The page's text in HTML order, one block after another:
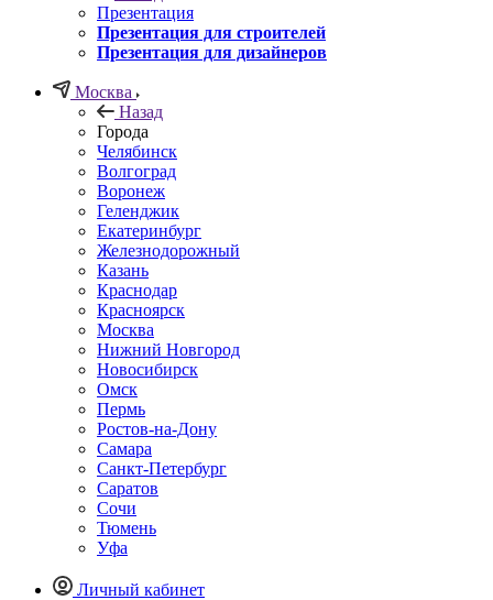
Презентация
Презентация для строителей
Презентация для дизайнеров
Москва
Назад
Города
Челябинск
Волгоград
Воронеж
Геленджик
Екатеринбург
Железнодорожный
Казань
Краснодар
Красноярск
Москва
Нижний Новгород
Новосибирск
Омск
Пермь
Ростов-на-Дону
Самара
Санкт-Петербург
Саратов
Сочи
Тюмень
Уфа
Личный кабинет